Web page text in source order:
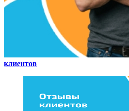
клиентов